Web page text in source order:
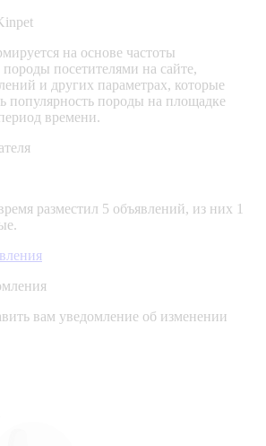
на основе частоты
посетителями на сайте,
и других параметрах, которые
популярность породы на площадке
времени.
разместил 5 объявлений, из них 1
вам уведомление об изменении